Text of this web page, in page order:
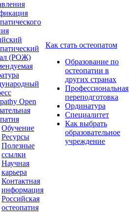
(РОЖ)
Open
Обучение
Ресурсы
Полезные
ссылки
Научная
карьера
Контактная
информация
Российская
остеопатия
Как стать остеопатом
Образование по
остеопатии в
других странах
Профессиональная
переподготовка
Ординатура
Специалитет
Как выбрать
образовательное
учреждение